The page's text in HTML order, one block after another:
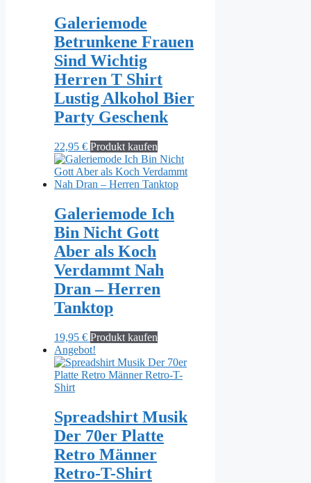
Galeriemode
Betrunkene Frauen
Sind Wichtig
Herren T Shirt
Lustig Alkohol Bier
Party Geschenk
22,95 € Produkt kaufen
Galeriemode Ich
Bin Nicht Gott
Aber als Koch
Verdammt Nah
Dran – Herren
Tanktop
19,95 € Produkt kaufen
Angebot!
Spreadshirt Musik
Der 70er Platte
Retro Männer
Retro-T-Shirt